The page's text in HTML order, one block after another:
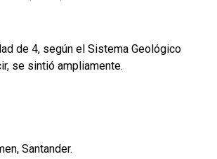
de 4, según el Sistema Geológico
se sintió ampliamente.
Santander.